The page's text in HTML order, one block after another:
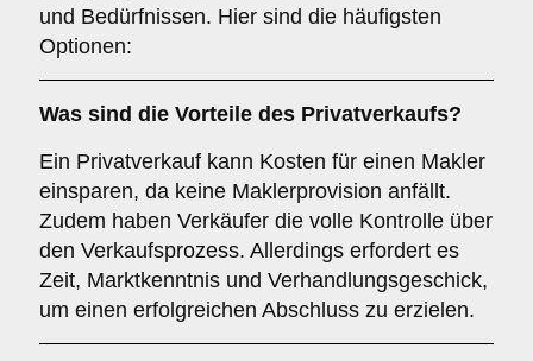
und Bedürfnissen. Hier sind die häufigsten
Optionen:
Was sind die Vorteile des Privatverkaufs?
Ein Privatverkauf kann Kosten für einen Makler
einsparen, da keine Maklerprovision anfällt.
Zudem haben Verkäufer die volle Kontrolle über
den Verkaufsprozess. Allerdings erfordert es
Zeit, Marktkenntnis und Verhandlungsgeschick,
um einen erfolgreichen Abschluss zu erzielen.